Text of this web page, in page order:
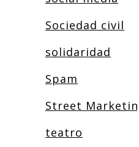
Sociedad civil
solidaridad
Spam
Street
teatro